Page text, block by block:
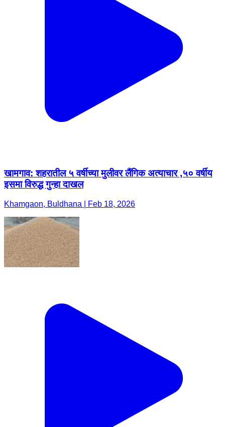
खामगाव: शहरातील ५ वर्षीच्या मुलीवर लैंगिक अत्याचार ,५० वर्षीय
इसमा विरुद्ध गुन्हा दाखल
Khamgaon, Buldhana | Feb 18, 2026